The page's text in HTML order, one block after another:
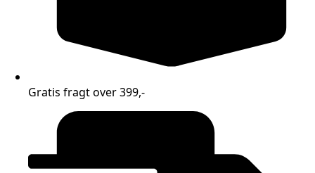
Gratis fragt over 399,-